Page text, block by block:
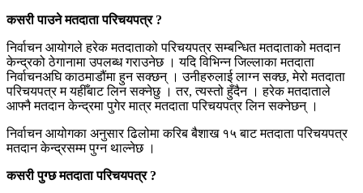
कसरी पाउने मतदाता परिचयपत्र ?
निर्वाचन आयोगले हरेक मतदाताको परिचयपत्र सम्बन्धित मतदाताको मतदान
केन्द्रको ठेगानामा उपलब्ध गराउनेछ । यदि विभिन्न जिल्लाका मतदाता
निर्वाचनअघि काठमाडौंमा हुन सक्छन् । उनीहरुलाई लाग्न सक्छ, मेरो मतदाता
परिचयपत्र म यहीँबाट लिन सक्नेछु । तर, त्यस्तो हुँदैन । हरेक मतदाताले
आफ्नै मतदान केन्द्रमा पुगेर मात्र मतदाता परिचयपत्र लिन सक्नेछन् ।
निर्वाचन आयोगका अनुसार ढिलोमा करिब बैशाख १५ बाट मतदाता परिचयपत्र
मतदान केन्द्रसम्म पुग्न थाल्नेछ ।
कसरी पुग्छ मतदाता परिचयपत्र ?